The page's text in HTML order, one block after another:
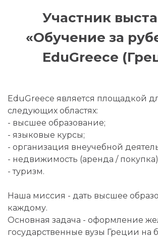
Участник
«Обучение за
EduGreece
EduGreece является площадкой
следующих областях:
- высшее образование;
- языковые курсы;
- организация внеучебной
- недвижимость (аренда /
- туризм.
Наша миссия - дать высшее
каждому.
Основная задача - оформление
государственные вузы Греции на